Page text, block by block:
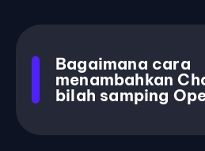
Bagaimana cara
menambahkan
bilah samping